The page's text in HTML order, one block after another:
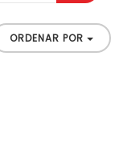
ORDENAR POR